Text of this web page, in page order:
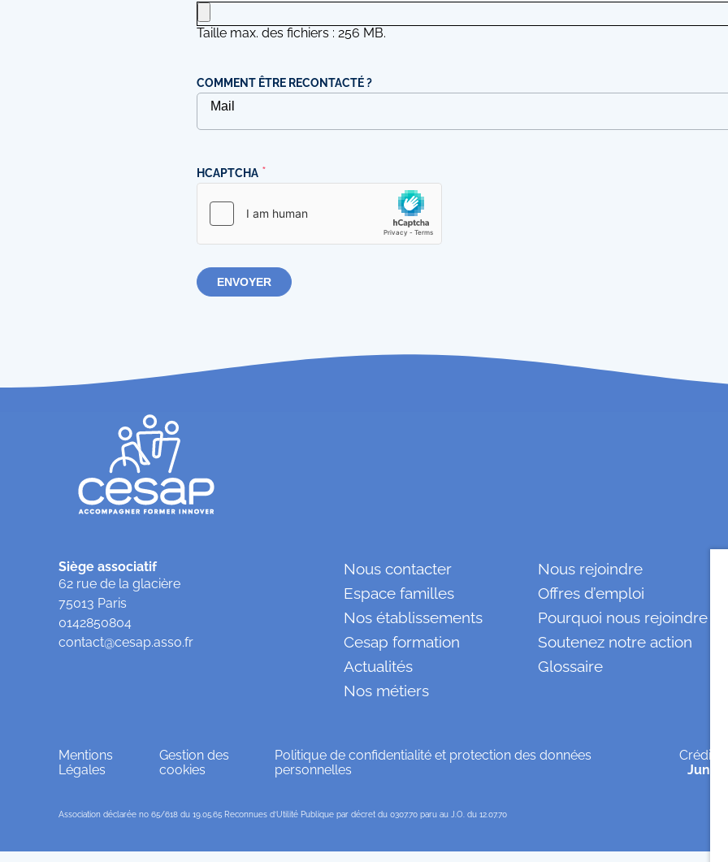
Taille max. des fichiers : 256 MB.
COMMENT ÊTRE RECONTACTÉ ?
HCAPTCHA
Siège associatif
62 rue de la glacière
75013 Paris
0142850804
contact@cesap.asso.fr
Nous contacter
Espace familles
Nos établissements
Cesap formation
Actualités
Nos métiers
Nous rejoindre
Offres d’emploi
Pourquoi nous rejoindre ?
Soutenez notre action
Glossaire
Mentions
Légales
Gestion des
cookies
Politique de confidentialité et protection des données
personnelles
Crédits
Association déclarée no 65/618 du 19.05.65 Reconnues d’Utilité Publique par décret du 0307.70 paru au J.O. du 12.07.70